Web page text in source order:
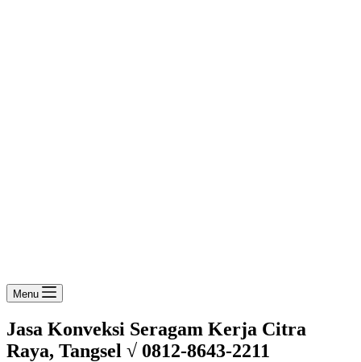
Menu
Jasa Konveksi Seragam Kerja Citra
Raya, Tangsel √ 0812-8643-2211